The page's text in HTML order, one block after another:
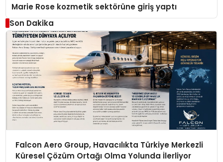
Marie Rose kozmetik sektörüne giriş yaptı
Son Dakika
Falcon Aero Group, Havacılıkta Türkiye Merkezli
Küresel Çözüm Ortağı Olma Yolunda İlerliyor